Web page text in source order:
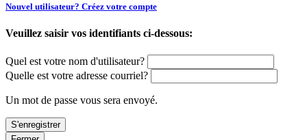
Nouvel utilisateur? Créez votre compte
Veuillez saisir vos identifiants ci-dessous:
Quel est votre nom d'utilisateur?
Quelle est votre adresse courriel?
Un mot de passe vous sera envoyé.